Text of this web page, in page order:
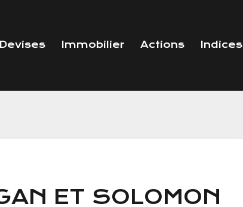
Devises Immobilier Actions Indices
ET SOLOMON